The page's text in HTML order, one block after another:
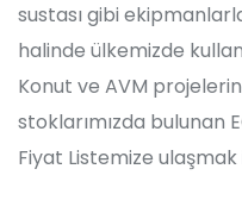
sustası gibi
halinde ülkemizde
Konut ve AVM
stoklarımızda bulunan
Fiyat Listemize ulaşmak